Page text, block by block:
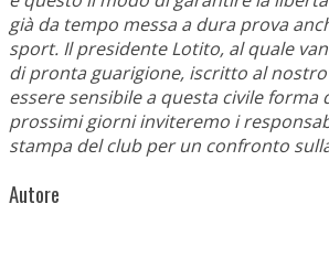
già da tempo messa a dura prova
sport. Il presidente Lotito, al quale
di pronta guarigione, iscritto al
essere sensibile a questa civile forma
prossimi giorni inviteremo i
stampa del club per un confronto
Autore